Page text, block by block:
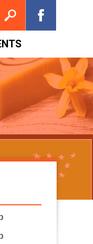
Ouvrir la recherche